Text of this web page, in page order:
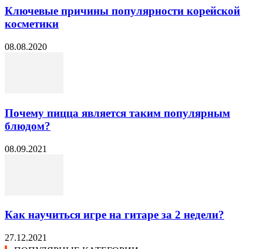
Ключевые причины популярности корейской
косметики
08.08.2020
Почему пицца является таким популярным
блюдом?
08.09.2021
Как научиться игре на гитаре за 2 недели?
27.12.2021